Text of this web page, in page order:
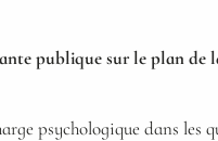
publique sur le plan de
psychologique dans